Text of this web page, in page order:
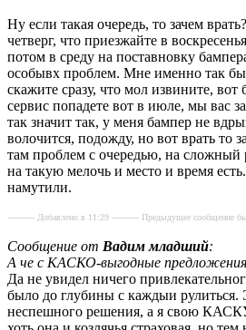
Ну если такая очередь, то зачем
четверг, что приезжайте в
потом в среду на поставновку
особывх проблем. Мне именно так
скажите сразу, что мол извините,
сервис попадете вот в июле, мы вас
так значит так, у меня бампер не
волочится, подожду, но вот врать то
там проблем с очередью, на сложный
на такую мелочь и место и время
намутили.
---------- Добавлено в 11:29 ---------- Предыдущее сообщение
Сообщение от Вадим младший:
А че с КАСКО-выгодные
Да не увидел ничего
было до глубины с каждыи рулиться.
неспешного решения, а я свою